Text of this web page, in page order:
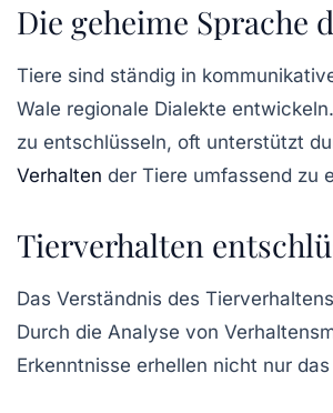
Die geheime Sprache
Tiere sind ständig in
Wale regionale Dialekte
zu entschlüsseln, oft unterstützt
Verhalten der Tiere umfassend zu
Tierverhalten
Das Verständnis des Tierverhaltens
Durch die Analyse von
Erkenntnisse erhellen nicht nur